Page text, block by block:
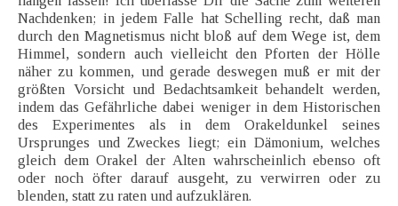
Nachdenken; in jedem Falle hat Schelling recht, daß man
durch den Magnetismus nicht bloß auf dem Wege ist, dem
Himmel, sondern auch vielleicht den Pforten der Hölle
näher zu kommen, und gerade deswegen muß er mit der
größten Vorsicht und Bedachtsamkeit behandelt werden,
indem das Gefährliche dabei weniger in dem Historischen
des Experimentes als in dem Orakeldunkel seines
Ursprunges und Zweckes liegt; ein Dämonium, welches
gleich dem Orakel der Alten wahrscheinlich ebenso oft
oder noch öfter darauf ausgeht, zu verwirren oder zu
blenden, statt zu raten und aufzuklären.